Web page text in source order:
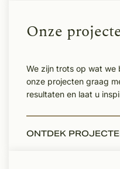
Onze
We zijn trots op wat we
onze projecten graag
resultaten en laat u
ONTDEK